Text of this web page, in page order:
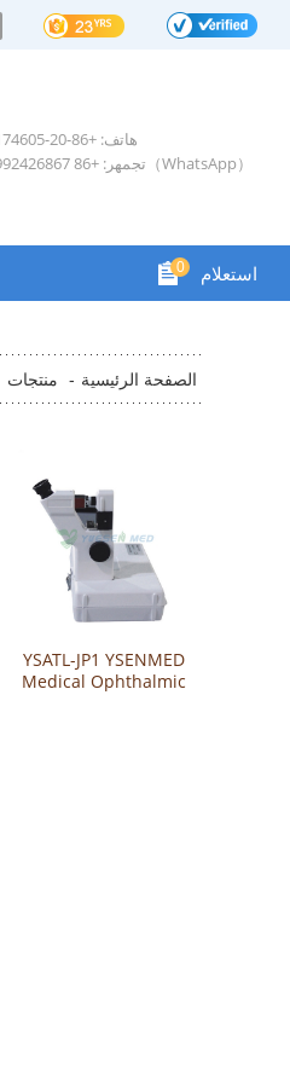
هاتف: +86-20-34174605
تجمهر: +86 15992426867（WhatsApp）
0 استعلام
الصفحة الرئيسية - منتجات
YSATL-JP1 YSENMED
Medical Ophthalmic